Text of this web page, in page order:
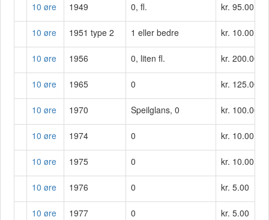
10 øre 1949 0, fl. kr. 95.00
10 øre 1951 type 2 1 eller bedre kr. 10.00
10 øre 1956 0, liten fl. kr. 200.00
10 øre 1965 0 kr. 125.00
10 øre 1970 Speilglans, 0 kr. 100.00
10 øre 1974 0 kr. 10.00
10 øre 1975 0 kr. 10.00
10 øre 1976 0 kr. 5.00
10 øre 1977 0 kr. 5.00